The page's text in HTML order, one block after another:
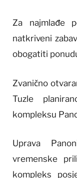
Za najmlađe
natkriveni
obogatiti
Zvanično
Tuzle
kompleksu
Uprava
vremenske
kompleks